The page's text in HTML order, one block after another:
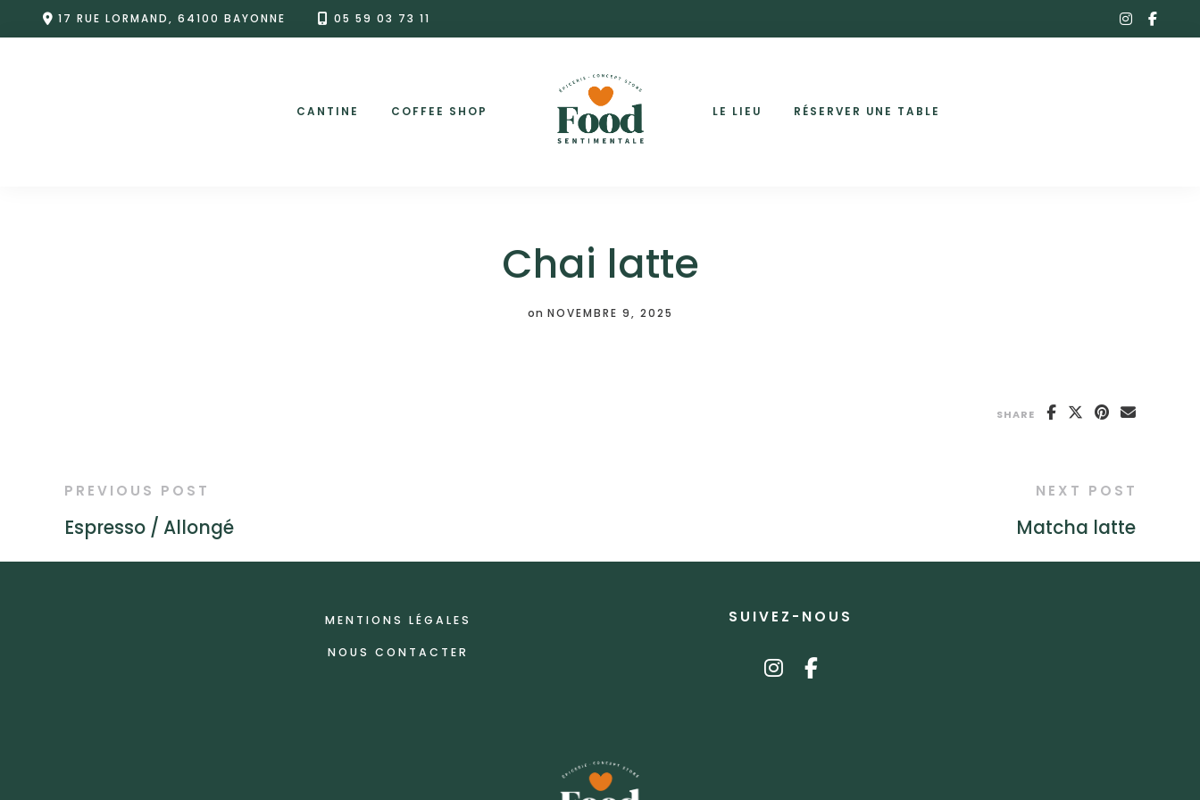
to
17 RUE LORMAND, 64100 BAYONNE 05 59 03 73 11
CANTINE COFFEE SHOP LE LIEU RÉSERVER UNE TABLE
Chai latte
on NOVEMBRE 9, 2025
SHARE
PREVIOUS POST
Espresso / Allongé
NEXT POST
Matcha latte
MENTIONS LÉGALES
NOUS CONTACTER
SUIVEZ-NOUS
instagramfacebook-f